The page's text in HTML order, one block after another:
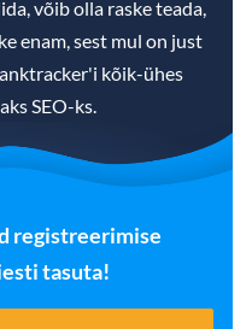
võib olla raske teada,
enam, sest mul on just
kõik-ühes
SEO-ks.
registreerimise
tasuta!